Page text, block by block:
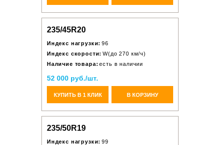
235/45R20
Индекс нагрузки: 96
Индекс скорости: W(до 270 км/ч)
Наличие товара: есть в наличии
52 000 руб./шт.
КУПИТЬ В 1 КЛИК В КОРЗИНУ
235/50R19
Индекс нагрузки: 99